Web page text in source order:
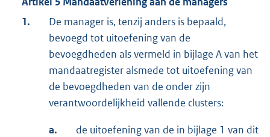
1.
De manager is, tenzij anders is bepaald,
bevoegd tot uitoefening van de
bevoegdheden als vermeld in bijlage A van het
mandaatregister alsmede tot uitoefening van
de bevoegdheden van de onder zijn
verantwoordelijkheid vallende clusters:
a.
de uitoefening van de in bijlage 1 van dit